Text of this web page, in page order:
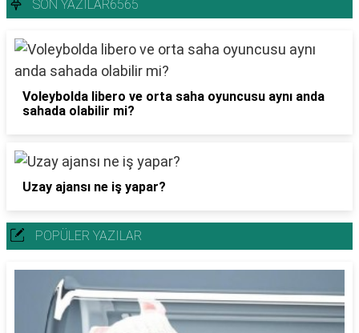
SON YAZILAR6565
Voleybolda libero ve orta saha oyuncusu aynı anda
sahada olabilir mi?
Uzay ajansı ne iş yapar?
POPÜLER YAZILAR